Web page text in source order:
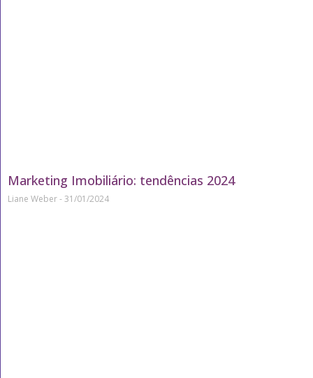
Marketing Imobiliário: tendências 2024
Liane Weber 31/01/2024